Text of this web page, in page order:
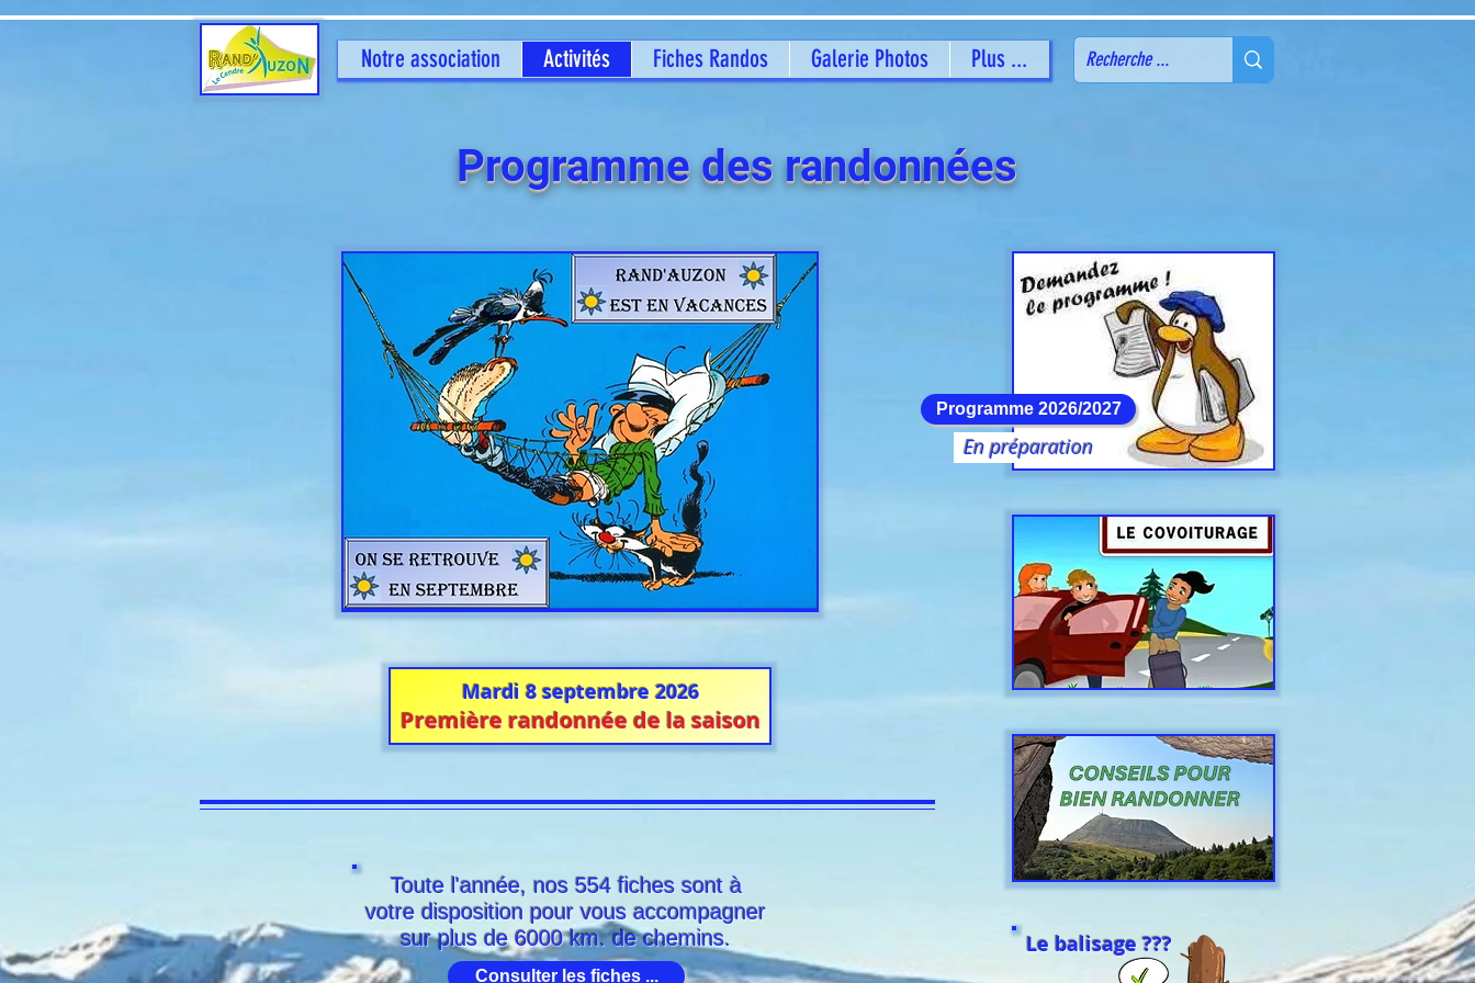
Notre association Activités Fiches Randos Galerie Photos Plus ...
Programme des randonnées
Mardi 8 septembre 2026
Première randonnée de la saison
Toute l'année, nos 554 fiches sont à
votre disposition pour vous accompagner
sur plus de 6000 km. de chemins.
Consulter les fiches ...
Le balisage ???
Programme 2026/2027
En préparation